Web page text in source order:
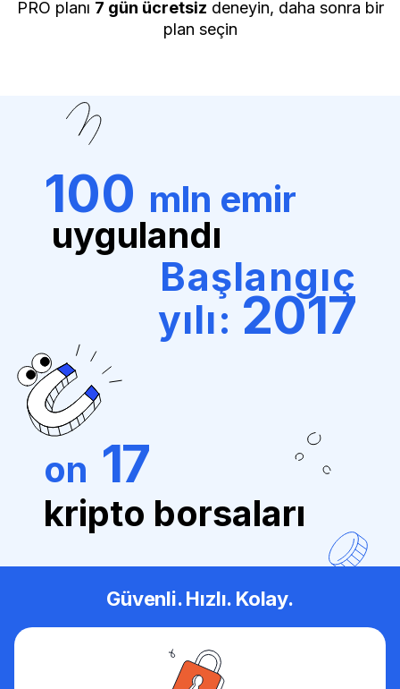
PRO planı 7 gün ücretsiz deneyin, daha sonra bir
plan seçin
100 mln emir
uygulandı
Başlangıç
yılı: 2017
on 17
kripto borsaları
Güvenli. Hızlı. Kolay.